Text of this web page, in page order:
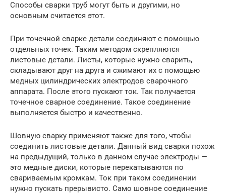
Способы сварки труб могут быть и другими, но
основным считается этот.
При точечной сварке детали соединяют с помощью
отдельных точек. Таким методом скрепляются
листовые детали. Листы, которые нужно сварить,
складывают друг на друга и сжимают их с помощью
медных цилиндрических электродов сварочного
аппарата. После этого пускают ток. Так получается
точечное сварное соединение. Такое соединение
выполняется быстро и качественно.
Шовную сварку применяют также для того, чтобы
соединить листовые детали. Данный вид сварки похож
на предыдущий, только в данном случае электроды —
это медные диски, которые перекатываются по
свариваемым кромкам. Ток при таком соединении
нужно пускать прерывисто. Само шовное соединение